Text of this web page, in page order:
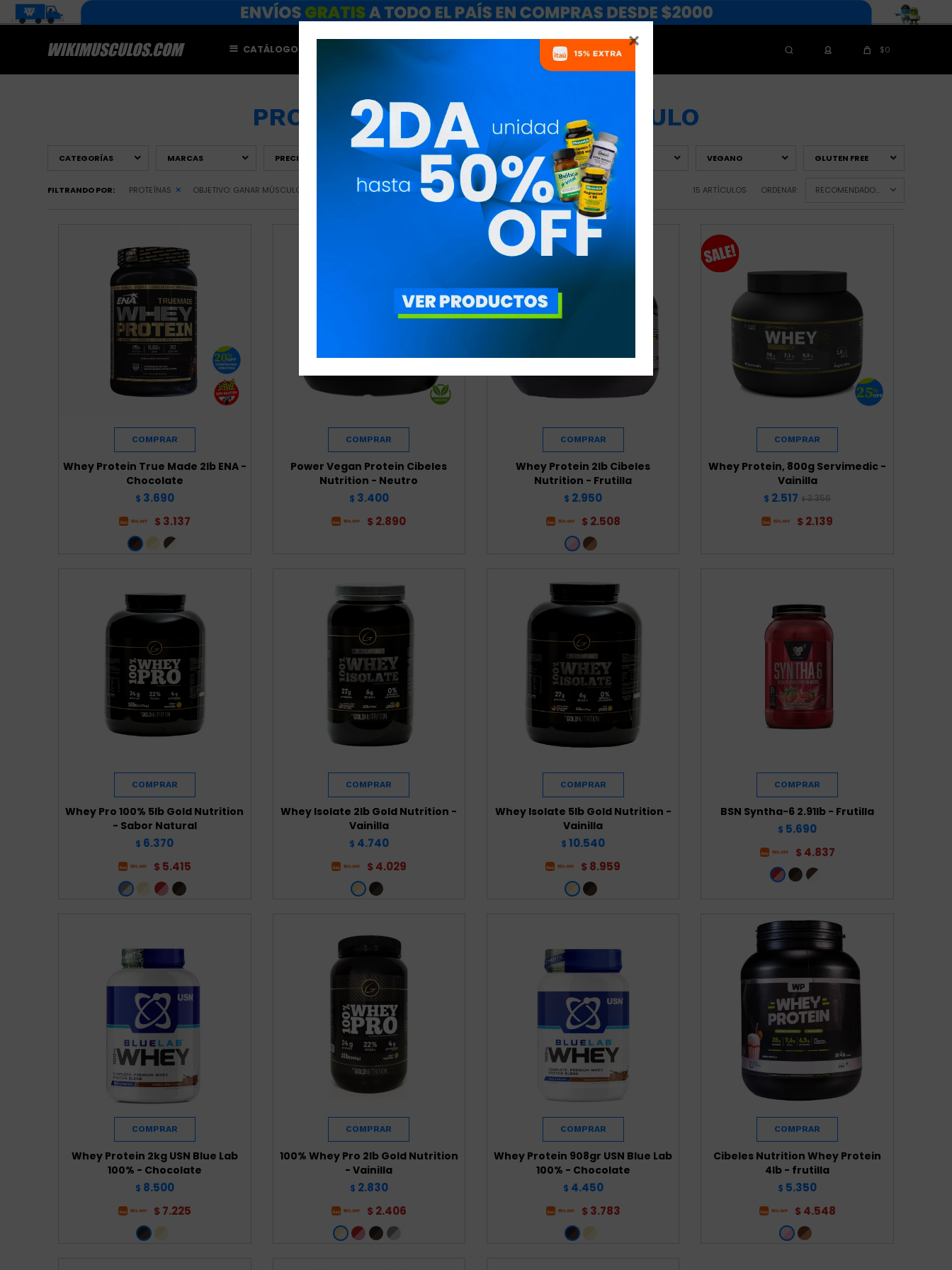

CATÁLOGO NUTRICIONISTAS $0
PROTEÍNAS PARA GANAR MÚSCULO
CATEGORÍAS MARCAS PRECIO ESPECIALES OBJETIVO DISCIPLINA VEGANO GLUTEN FREE
FILTRANDO POR: PROTEÍNAS OBJETIVO: GANAR MÚSCULO QUITAR FILTROS 15 ARTÍCULOS ORDENAR: RECOMENDADOS
Whey Protein True Made 2lb ENA -
Chocolate
$ 3.690
$ 3.137
Power Vegan Protein Cibeles
Nutrition - Neutro
$ 3.400
$ 2.890
Whey Protein 2lb Cibeles
Nutrition - Frutilla
$ 2.950
$ 2.508
Whey Protein, 800g Servimedic -
Vainilla
$ 2.517 $ 3.356
$ 2.139
Whey Pro 100% 5lb Gold Nutrition
- Sabor Natural
$ 6.370
$ 5.415
Whey Isolate 2lb Gold Nutrition -
Vainilla
$ 4.740
$ 4.029
Whey Isolate 5lb Gold Nutrition -
Vainilla
$ 10.540
$ 8.959
BSN Syntha-6 2.91lb - Frutilla
$ 5.690
$ 4.837
Whey Protein 2kg USN Blue Lab
100% - Chocolate
$ 8.500
$ 7.225
100% Whey Pro 2lb Gold Nutrition
- Vainilla
$ 2.830
$ 2.406
Whey Protein 908gr USN Blue Lab
100% - Chocolate
$ 4.450
$ 3.783
Cibeles Nutrition Whey Protein
4lb - frutilla
$ 5.350
$ 4.548